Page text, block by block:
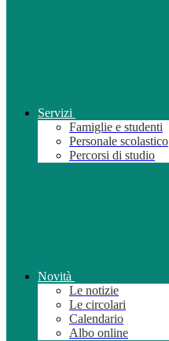
Servizi
Famiglie e studenti
Personale scolastico
Percorsi di studio
Novità
Le notizie
Le circolari
Calendario
Albo online